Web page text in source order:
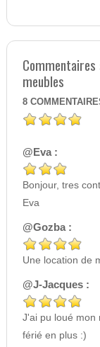
meubles
8
@Eva :
Bonjour, tres
Eva
@Gozba :
Une location de
@J-Jacques :
J'ai pu loué mon
férié en plus :)